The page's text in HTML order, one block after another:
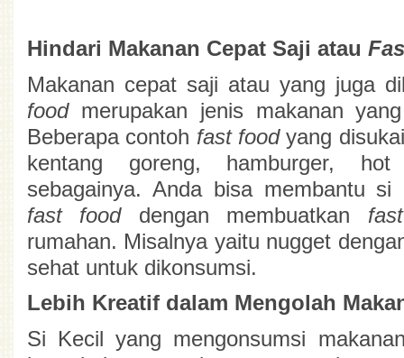
Hindari Makanan Cepat Saji atau
Makanan cepat saji atau yang juga
food merupakan jenis makanan
Beberapa contoh fast food yang
kentang goreng, hamburger,
fast food dengan membuatkan
rumahan. Misalnya yaitu nugget
sehat untuk dikonsumsi.
Lebih Kreatif dalam Mengolah
Si Kecil yang mengonsumsi